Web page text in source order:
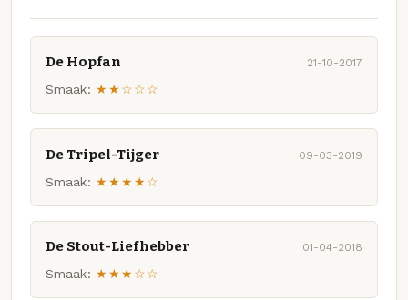
De Hopfan 21-10-2017
Smaak: ★★☆☆☆
De Tripel-Tijger 09-03-2019
Smaak: ★★★★☆
De Stout-Liefhebber 01-04-2018
Smaak: ★★★☆☆